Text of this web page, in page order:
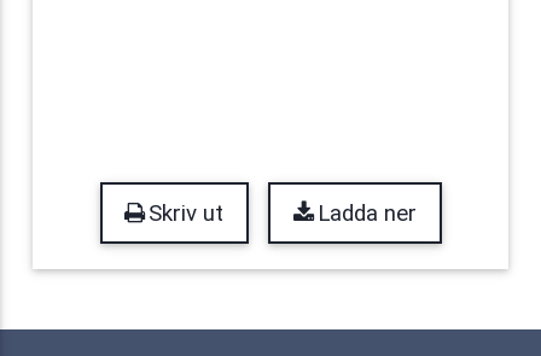
Skriv ut Ladda ner